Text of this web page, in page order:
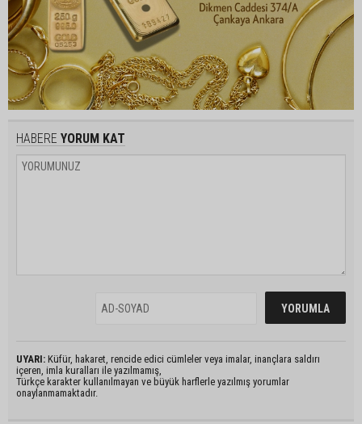
HABERE YORUM KAT
UYARI: Küfür, hakaret, rencide edici cümleler veya imalar, inançlara saldırı
içeren, imla kuralları ile yazılmamış,
Türkçe karakter kullanılmayan ve büyük harflerle yazılmış yorumlar
onaylanmamaktadır.